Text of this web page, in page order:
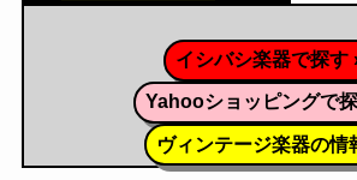
イシバシ楽器で探す
Yahooショッピングで
ヴィンテージ楽器の情